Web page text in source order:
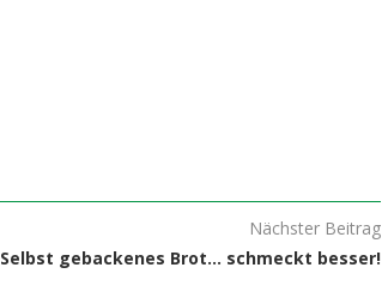
Nächster Beitrag
Selbst gebackenes Brot… schmeckt besser!